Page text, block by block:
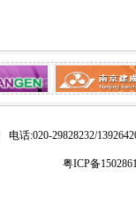
电话:020-29828232/
粤ICP备